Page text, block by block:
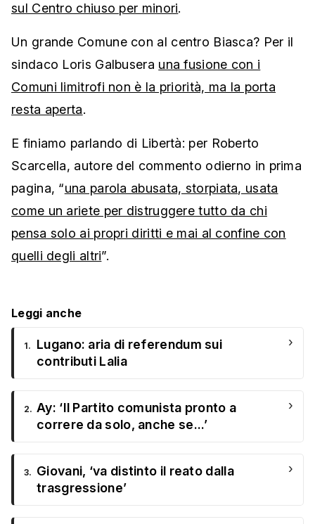
sul Centro chiuso per minori.
Un grande Comune con al centro Biasca? Per il
sindaco Loris Galbusera una fusione con i
Comuni limitrofi non è la priorità, ma la porta
resta aperta.
E finiamo parlando di Libertà: per Roberto
Scarcella, autore del commento odierno in prima
pagina, “una parola abusata, storpiata, usata
come un ariete per distruggere tutto da chi
pensa solo ai propri diritti e mai al confine con
quelli degli altri”.
Leggi anche
1.
Lugano: aria di referendum sui
contributi Lalia
›
2. Ay: ‘Il Partito comunista pronto a
correre da solo, anche se...’
›
3. Giovani, ‘va distinto il reato dalla
trasgressione’
›